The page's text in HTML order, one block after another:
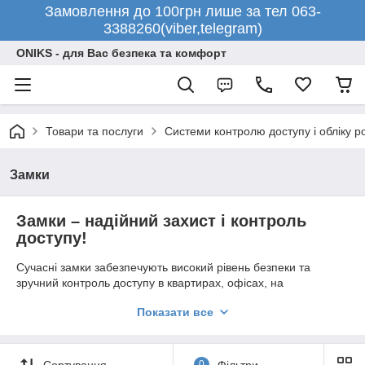
Замовлення до 100грн лише за тел 063-
3388260(viber,telegram)
ONIKS - для Вас безпека та комфорт
Товари та послуги Системи контролю доступу і обліку
Замки
Замки – надійний захист і контроль
доступу!
Сучасні замки забезпечують високий рівень безпеки та
зручний контроль доступу в квартирах, офісах, на
🔍 Основні можливості замків
🔒 Електронні замки – керування доступом за допомогою карт,
кодів, ключів або біометрії.
Показати все